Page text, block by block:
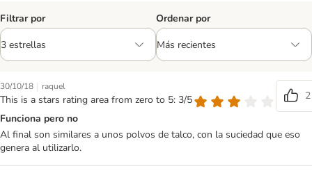
Filtrar por Ordenar por
30/10/18 | raquel
This is a stars rating area from zero to 5: 3/5
2
Funciona pero no
Al final son similares a unos polvos de talco, con la suciedad que eso
genera al utilizarlo.